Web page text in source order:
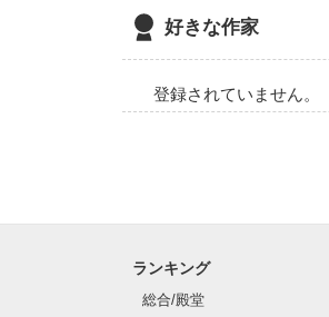
好きな作家
登録されていません。
ランキング
総合/殿堂